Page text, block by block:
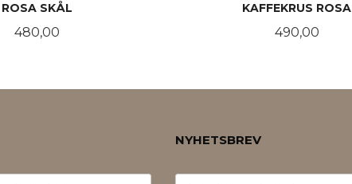
ROSA SKÅL
Pris
480,00
KAFFEKRUS ROSA
Pris
490,00
NYHETSBREV